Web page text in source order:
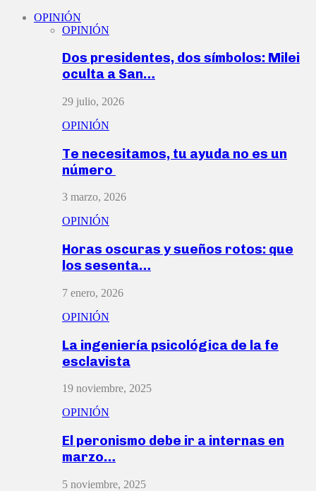
OPINIÓN
OPINIÓN
Dos presidentes, dos símbolos: Milei
oculta a San…
29 julio, 2026
OPINIÓN
Te necesitamos, tu ayuda no es un
número
3 marzo, 2026
OPINIÓN
Horas oscuras y sueños rotos: que
los sesenta…
7 enero, 2026
OPINIÓN
La ingeniería psicológica de la fe
esclavista
19 noviembre, 2025
OPINIÓN
El peronismo debe ir a internas en
marzo…
5 noviembre, 2025